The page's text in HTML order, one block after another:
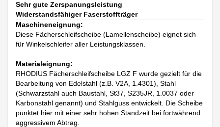
Sehr gute Zerspanungsleistung
Widerstandsfähiger Faserstoffträger
Maschineneignung:
Diese Fächerschleifscheibe (Lamellenscheibe) eignet sich
für Winkelschleifer aller Leistungsklassen.
Materialeignung:
RHODIUS Fächerschleifscheibe LGZ F wurde gezielt für die
Bearbeitung von Edelstahl (z.B. V2A, 1.4301), Stahl
(Schwarzstahl auch Baustahl, St37, S235JR, 1.0037 oder
Karbonstahl genannt) und Stahlguss entwickelt. Die Scheibe
punktet hier mit einer sehr hohen Standzeit bei fortwährend
aggressivem Abtrag.